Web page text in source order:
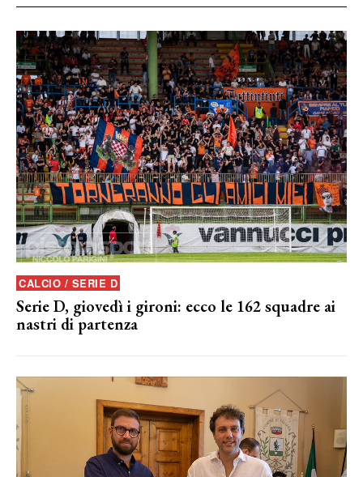
CALCIO / SERIE D
Serie D, giovedì i gironi: ecco le 162 squadre ai
nastri di partenza